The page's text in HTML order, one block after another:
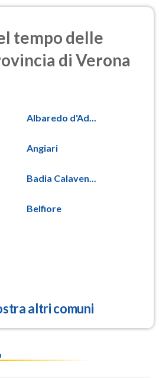
tempo delle
di Verona
Albaredo d'Ad...
Angiari
Badia Calaven...
Belfiore
altri comuni